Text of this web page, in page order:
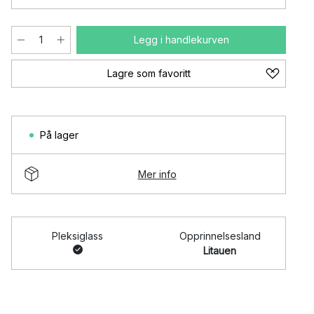
Legg i handlekurven
Lagre som favoritt
På lager
Mer info
Pleksiglass
Opprinnelsesland
Litauen